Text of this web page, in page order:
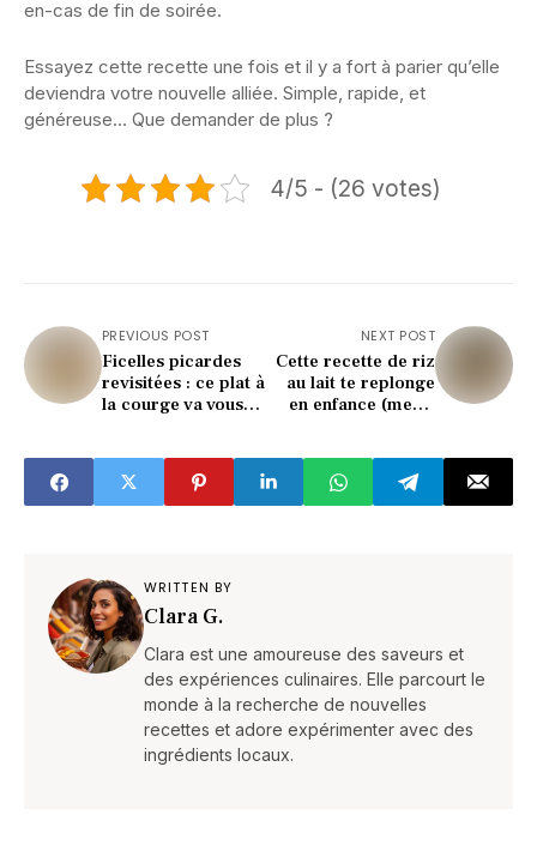
en-cas de fin de soirée.
Essayez cette recette une fois et il y a fort à parier qu’elle
deviendra votre nouvelle alliée. Simple, rapide, et
généreuse… Que demander de plus ?
4/5 - (26 votes)
PREVIOUS POST
Ficelles picardes
revisitées : ce plat à
la courge va vous
NEXT POST
Cette recette de riz
au lait te replonge
en enfance (merci
WRITTEN BY
Clara G.
Clara est une amoureuse des saveurs et
des expériences culinaires. Elle parcourt le
monde à la recherche de nouvelles
recettes et adore expérimenter avec des
ingrédients locaux.